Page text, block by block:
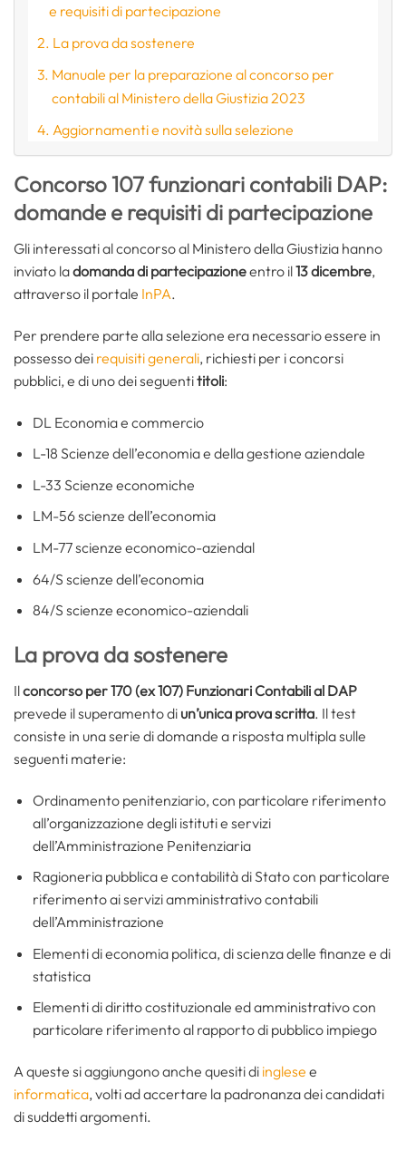
e requisiti di partecipazione
La prova da sostenere
Manuale per la preparazione al concorso per
contabili al Ministero della Giustizia 2023
Aggiornamenti e novità sulla selezione
Concorso 107 funzionari contabili DAP:
domande e requisiti di partecipazione
Gli interessati al concorso al Ministero della Giustizia hanno
inviato ladomanda di partecipazioneentro il13 dicembre,
attraverso il portale InPA.
Per prendere parte alla selezione era necessario essere in
possesso dei requisiti generali, richiesti per i concorsi
pubblici, e di uno dei seguentititoli:
DL Economia e commercio
L-18 Scienze dell’economia e della gestione aziendale
L-33 Scienze economiche
LM-56 scienze dell’economia
LM-77 scienze economico-aziendal
64/S scienze dell’economia
84/S scienze economico-aziendali
La prova da sostenere
Ilconcorso per 170 (ex 107) Funzionari Contabili al DAP
prevede il superamento di un’unica prova scritta. Il test
consiste in una serie di domande a risposta multipla sulle
seguenti materie:
Ordinamento penitenziario, con particolare riferimento
all’organizzazione degli istituti e servizi
dell’Amministrazione Penitenziaria
Ragioneria pubblica e contabilità di Stato con particolare
riferimento ai servizi amministrativo contabili
dell’Amministrazione
Elementi di economia politica, di scienza delle finanze e di
statistica
Elementi di diritto costituzionale ed amministrativo con
particolare riferimento al rapporto di pubblico impiego
A queste si aggiungono anche quesiti di inglese e
informatica, volti ad accertare la padronanza dei candidati
di suddetti argomenti.